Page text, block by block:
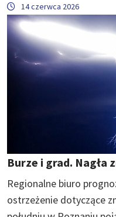
14 czerwca 2026
Burze i grad. Nagła
Regionalne biuro
ostrzeżenie dotyczące